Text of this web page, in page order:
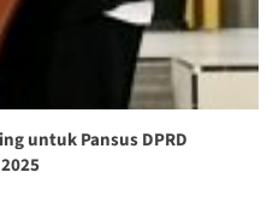
untuk Pansus DPRD